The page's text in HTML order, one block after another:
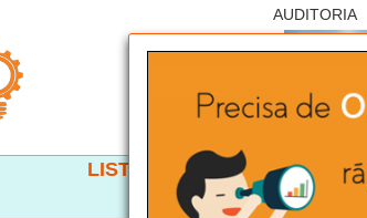
AUDITORIA
LISTA BRASILEIRA DE
ISO 45001